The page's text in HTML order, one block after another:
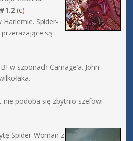
(c)
Harlemie. Spider-
są
w szponach Carnage’a. John
nie podoba się zbytnio szefowi
Spider-Woman z